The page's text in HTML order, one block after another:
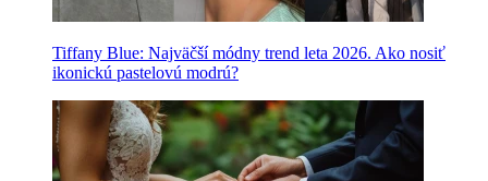
Tiffany Blue: Najväčší módny trend leta 2026. Ako nosiť
ikonickú pastelovú modrú?